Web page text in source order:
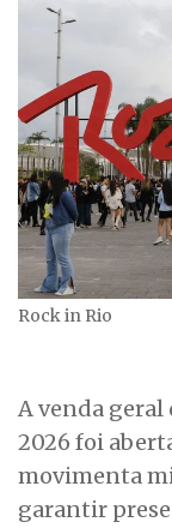
Rock in Rio
A venda geral
2026 foi
movimenta
garantir